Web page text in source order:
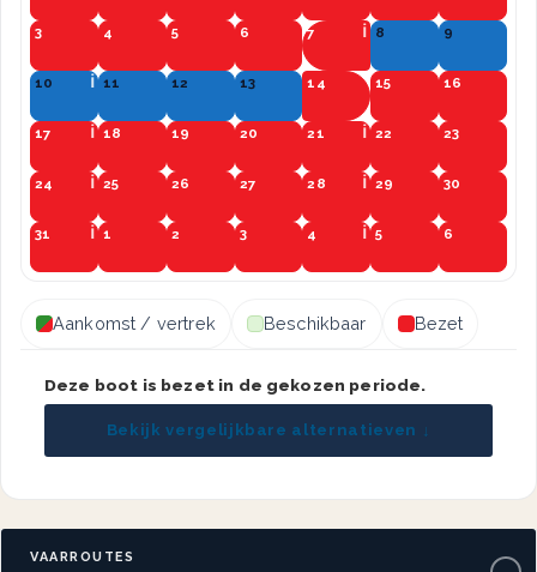
3 4 5 6 7 8 9
10 11 12 13 14 15 16
17 18 19 20 21 22 23
24 25 26 27 28 29 30
31 1 2 3 4 5 6
Aankomst / vertrek Beschikbaar Bezet
Deze boot is bezet in de gekozen periode.
Bekijk vergelijkbare alternatieven ↓
VAARROUTES